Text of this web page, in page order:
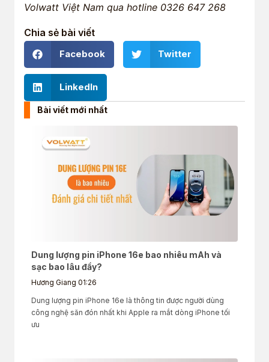
Volwatt Việt Nam qua hotline 0326 647 268
Chia sẻ bài viết
Facebook Twitter
LinkedIn
Bài viết mới nhất
Dung lượng pin iPhone 16e bao nhiêu mAh và
sạc bao lâu đầy?
Hương Giang 01:26
Dung lượng pin iPhone 16e là thông tin được người dùng
công nghệ săn đón nhất khi Apple ra mắt dòng iPhone tối
ưu